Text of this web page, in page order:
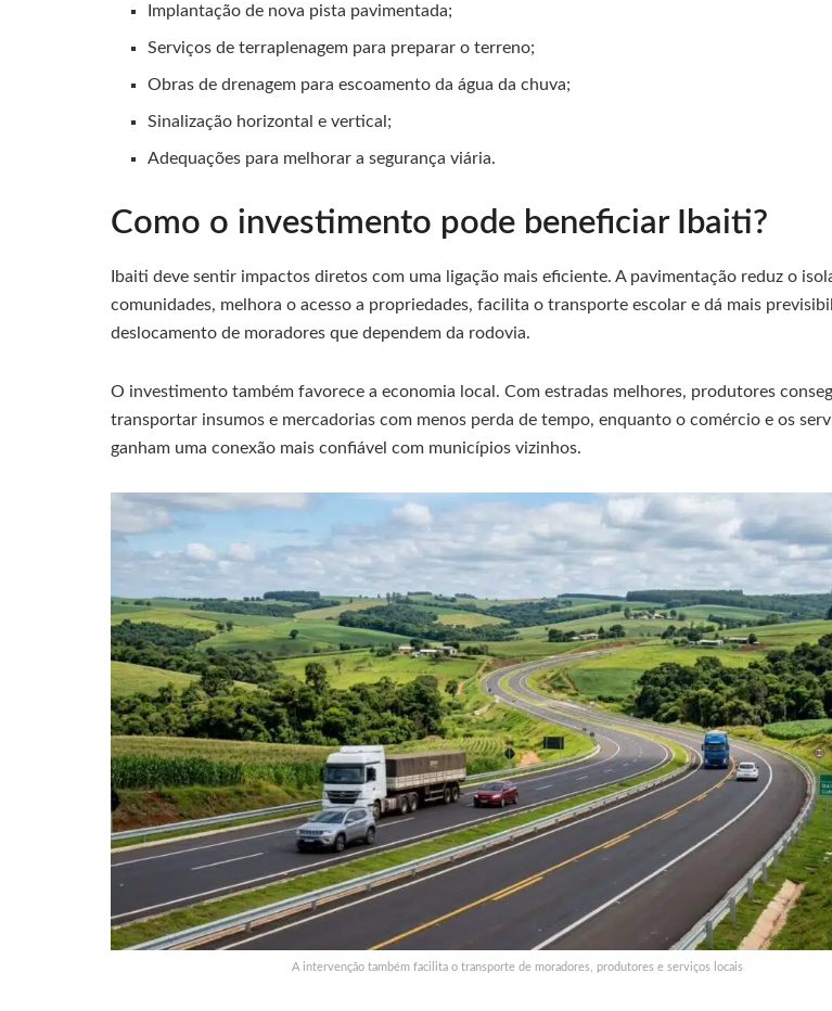
Implantação de nova pista pavimentada;
Serviços de terraplenagem para preparar o terreno;
Obras de drenagem para escoamento da água da chuva;
Sinalização horizontal e vertical;
Adequações para melhorar a segurança viária.
Como o investimento pode beneficiar Ibaiti?
Ibaiti deve sentir impactos diretos com uma ligação mais eficiente. A pavimentação reduz o
comunidades, melhora o acesso a propriedades, facilita o transporte escolar e dá mais
deslocamento de moradores que dependem da rodovia.
O investimento também favorece a economia local. Com estradas melhores, produtores
transportar insumos e mercadorias com menos perda de tempo, enquanto o comércio e os
ganham uma conexão mais confiável com municípios vizinhos.
A intervenção também facilita o transporte de moradores, produtores e serviços locais